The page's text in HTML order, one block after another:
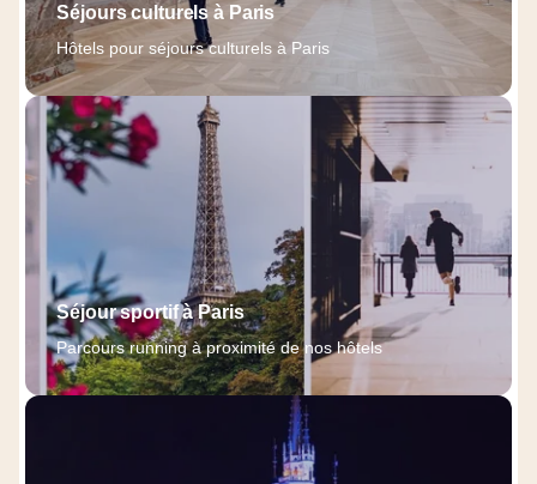
Séjours culturels à Paris
Hôtels pour séjours culturels à Paris
Séjour sportif à Paris
Parcours running à proximité de nos hôtels